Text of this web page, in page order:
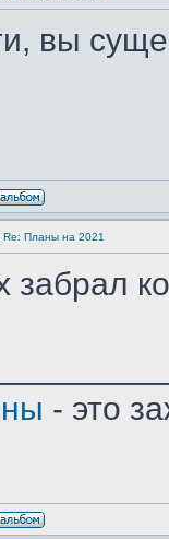
вы
Re: Планы на 2021
забрал
- это